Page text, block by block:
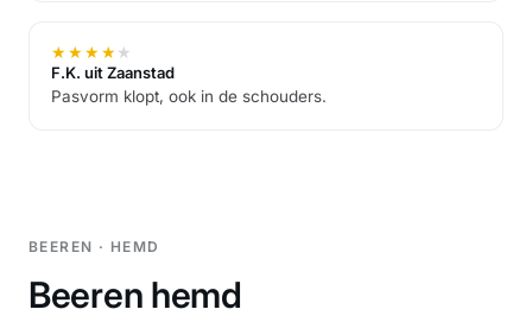
★★★★★
F.K. uit Zaanstad
Pasvorm klopt, ook in de schouders.
BEEREN · HEMD
Beeren hemd